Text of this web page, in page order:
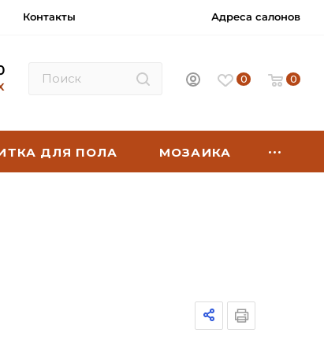
Контакты Адреса салонов
0 0
ДЛЯ ПОЛА МОЗАИКА